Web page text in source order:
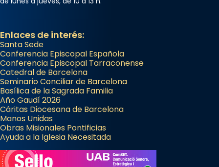
Enlaces de interés:
Santa Sede
Conferencia Episcopal Española
Conferencia Episcopal Tarraconense
Catedral de Barcelona
Seminario Conciliar de Barcelona
Basílica de la Sagrada Familia
Año Gaudí 2026
Cáritas Diocesana de Barcelona
Manos Unidas
Obras Misionales Pontificias
Ayuda a la Iglesia Necesitada